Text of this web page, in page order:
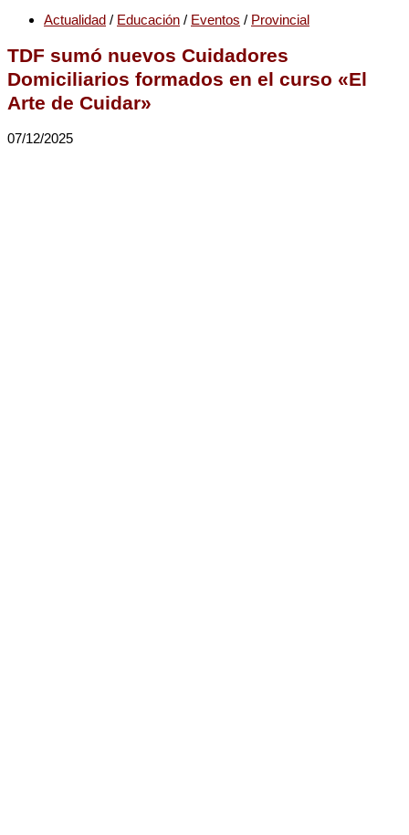
Actualidad / Educación / Eventos / Provincial
TDF sumó nuevos Cuidadores
Domiciliarios formados en el curso «El
Arte de Cuidar»
07/12/2025